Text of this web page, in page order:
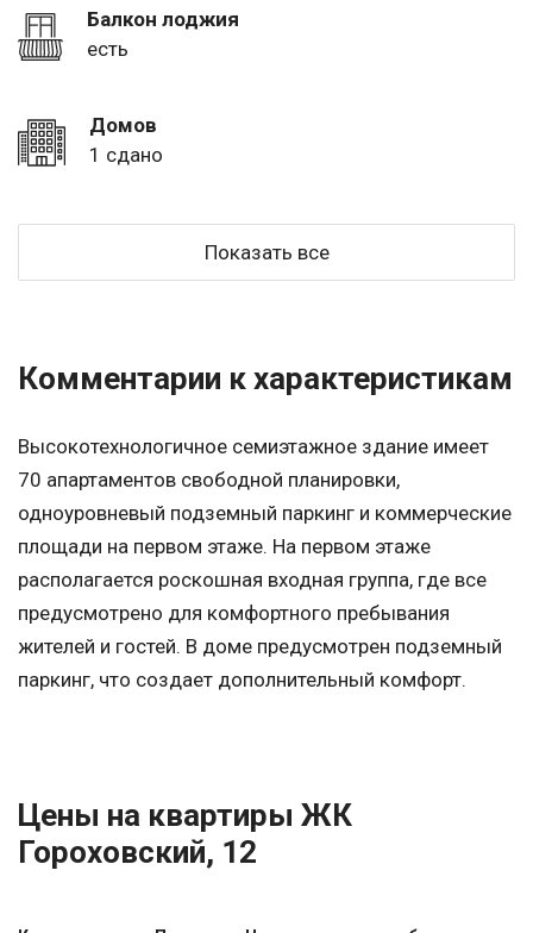
Балкон лоджия
есть
Домов
1 сдано
Показать все
Комментарии к характеристикам
Высокотехнологичное семиэтажное здание имеет
70 апартаментов свободной планировки,
одноуровневый подземный паркинг и коммерческие
площади на первом этаже. На первом этаже
располагается роскошная входная группа, где все
предусмотрено для комфортного пребывания
жителей и гостей. В доме предусмотрен подземный
паркинг, что создает дополнительный комфорт.
Цены на квартиры ЖК
Гороховский, 12